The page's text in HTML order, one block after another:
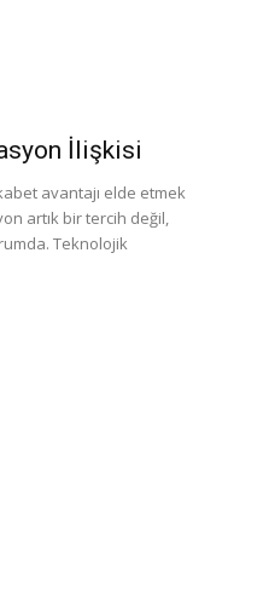
İlişkisi
avantajı elde etmek
artık bir tercih değil,
Teknolojik